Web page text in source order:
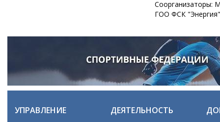
Соорганизаторы:
ГОО ФСК
УПРАВЛЕНИЕ ДЕЯТЕЛЬНОСТЬ